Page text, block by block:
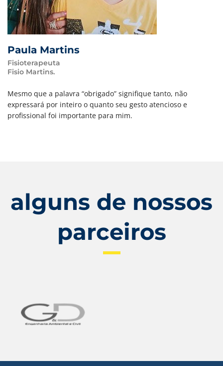
Paula Martins
Fisioterapeuta
Fisio Martins.
Mesmo que a palavra “obrigado” signifique tanto, não
expressará por inteiro o quanto seu gesto atencioso e
profissional foi importante para mim.
alguns de nossos
parceiros